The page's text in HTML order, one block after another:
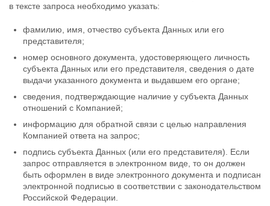
в тексте запроса необходимо указать:
фамилию, имя, отчество субъекта Данных или его
представителя;
номер основного документа, удостоверяющего личность
субъекта Данных или его представителя, сведения о дате
выдачи указанного документа и выдавшем его органе;
сведения, подтверждающие наличие у субъекта Данных
отношений с Компанией;
информацию для обратной связи с целью направления
Компанией ответа на запрос;
подпись субъекта Данных (или его представителя). Если
запрос отправляется в электронном виде, то он должен
быть оформлен в виде электронного документа и подписан
электронной подписью в соответствии с законодательством
Российской Федерации.